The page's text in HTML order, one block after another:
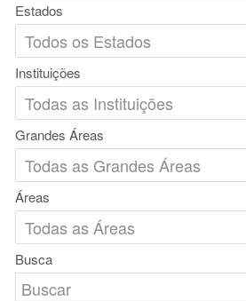
Estados
Instituições
Grandes Áreas
Áreas
Busca